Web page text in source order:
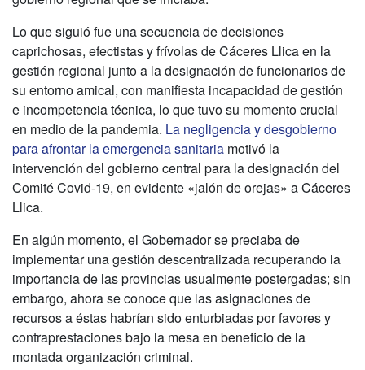
Lo que siguió fue una secuencia de decisiones
caprichosas, efectistas y frívolas de Cáceres Llica en la
gestión regional junto a la designación de funcionarios de
su entorno amical, con manifiesta incapacidad de gestión
e incompetencia técnica, lo que tuvo su momento crucial
en medio de la pandemia. La negligencia y desgobierno
para afrontar la emergencia sanitaria motivó la
intervención del gobierno central para la designación del
Comité Covid-19, en evidente «jalón de orejas» a Cáceres
Llica.
En algún momento, el Gobernador se preciaba de
implementar una gestión descentralizada recuperando la
importancia de las provincias usualmente postergadas; sin
embargo, ahora se conoce que las asignaciones de
recursos a éstas habrían sido enturbiadas por favores y
contraprestaciones bajo la mesa en beneficio de la
montada organización criminal.